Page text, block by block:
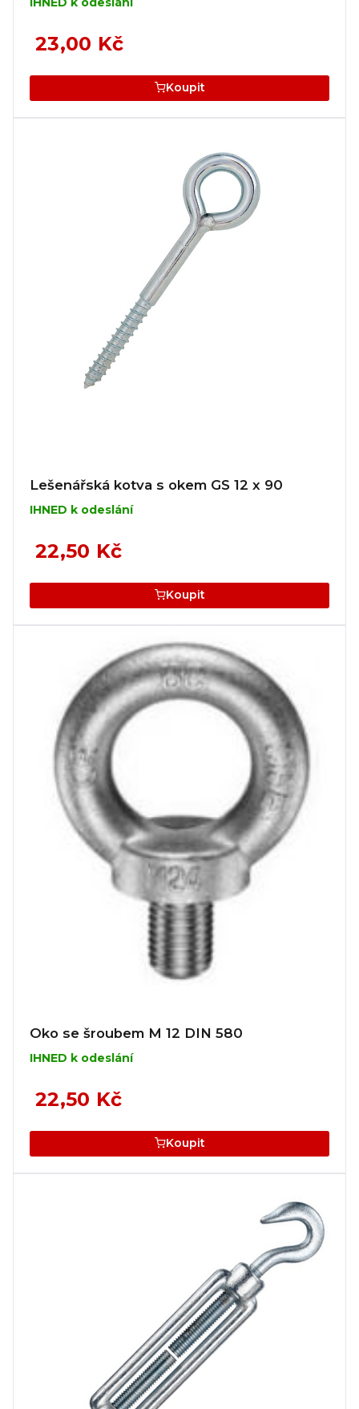
23,00 Kč
Koupit
Lešenářská kotva s okem GS 12 x 90
IHNED k odeslání
22,50 Kč
Koupit
Oko se šroubem M 12 DIN 580
IHNED k odeslání
22,50 Kč
Koupit